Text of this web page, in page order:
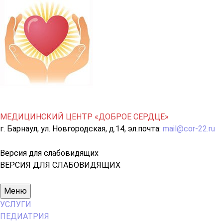
МЕДИЦИНСКИЙ ЦЕНТР «ДОБРОЕ СЕРДЦЕ»
г. Барнаул, ул. Новгородская, д.14, эл.почта: mail@cor-22.ru
Версия для слабовидящих
ВЕРСИЯ ДЛЯ СЛАБОВИДЯЩИХ
Основное
меню
Меню
УСЛУГИ
ПЕДИАТРИЯ